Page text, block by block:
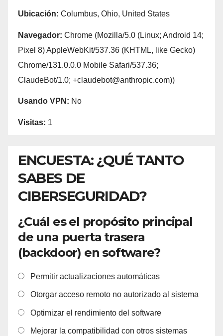
Ubicación: Columbus, Ohio, United States
Navegador: Chrome (Mozilla/5.0 (Linux; Android 14;
Pixel 8) AppleWebKit/537.36 (KHTML, like Gecko)
Chrome/131.0.0.0 Mobile Safari/537.36;
ClaudeBot/1.0; +claudebot@anthropic.com))
Usando VPN: No
Visitas: 1
ENCUESTA: ¿QUÉ TANTO
SABES DE
CIBERSEGURIDAD?
¿Cuál es el propósito principal
de una puerta trasera
(backdoor) en software?
Permitir actualizaciones automáticas
Otorgar acceso remoto no autorizado al sistema
Optimizar el rendimiento del software
Mejorar la compatibilidad con otros sistemas